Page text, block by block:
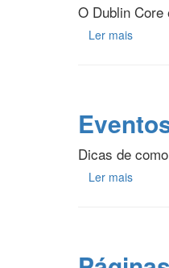
O Dublin Core
Ler mais
Dicas de
Ler mais